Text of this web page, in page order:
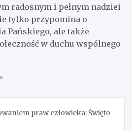
radosnym i pełnym nadziei
tylko przypomina o
Pańskiego, ale także
w duchu wspólnego
praw człowieka: Święto